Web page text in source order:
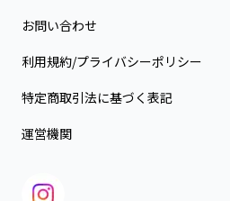
お問い合わせ
利用規約/プライバシーポリシー
特定商取引法に基づく表記
運営機関